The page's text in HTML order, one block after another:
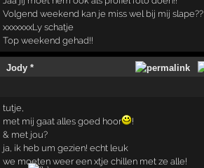
Volgend weekend kan je miss wel bij mij slape??
xxxxxxxLy schatje
Top weekend gehad!!
Jody *
tutje,
met mij gaat alles goed hoor
!
& met jou?
ja, ik heb um gezien! echt leuk
we moeten weer een xtje chillen met ze alle!